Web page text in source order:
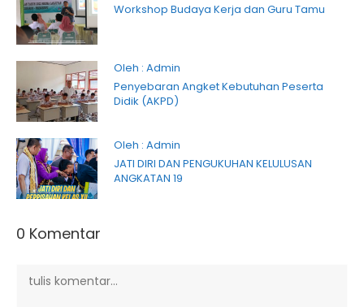
Workshop Budaya Kerja dan Guru Tamu
Oleh : Admin
Penyebaran Angket Kebutuhan Peserta
Didik (AKPD)
Oleh : Admin
JATI DIRI DAN PENGUKUHAN KELULUSAN
ANGKATAN 19
0 Komentar